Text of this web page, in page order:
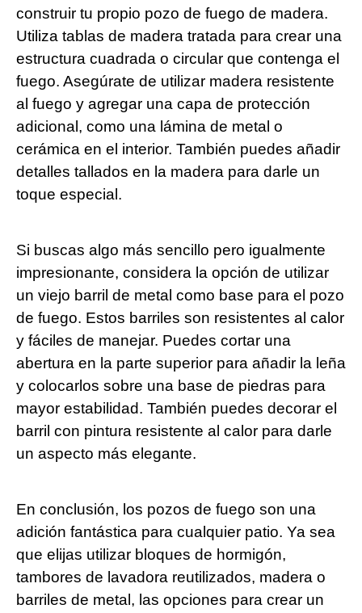
construir tu propio pozo de fuego de madera.
Utiliza tablas de madera tratada para crear una
estructura cuadrada o circular que contenga el
fuego. Asegúrate de utilizar madera resistente
al fuego y agregar una capa de protección
adicional, como una lámina de metal o
cerámica en el interior. También puedes añadir
detalles tallados en la madera para darle un
toque especial.
Si buscas algo más sencillo pero igualmente
impresionante, considera la opción de utilizar
un viejo barril de metal como base para el pozo
de fuego. Estos barriles son resistentes al calor
y fáciles de manejar. Puedes cortar una
abertura en la parte superior para añadir la leña
y colocarlos sobre una base de piedras para
mayor estabilidad. También puedes decorar el
barril con pintura resistente al calor para darle
un aspecto más elegante.
En conclusión, los pozos de fuego son una
adición fantástica para cualquier patio. Ya sea
que elijas utilizar bloques de hormigón,
tambores de lavadora reutilizados, madera o
barriles de metal, las opciones para crear un